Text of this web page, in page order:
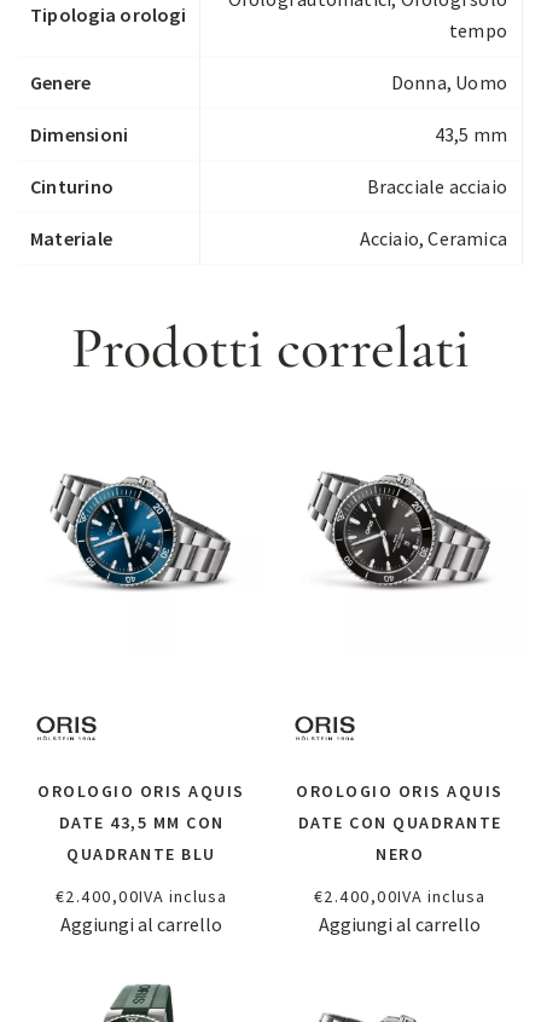
Tipologia orologi
tempo
Genere Donna, Uomo
Dimensioni 43,5 mm
Cinturino Bracciale acciaio
Materiale Acciaio, Ceramica
Prodotti correlati
OROLOGIO ORIS AQUIS
DATE 43,5 MM CON
QUADRANTE BLU
€2.400,00IVA inclusa
Aggiungi al carrello
OROLOGIO ORIS AQUIS
DATE CON QUADRANTE
NERO
€2.400,00IVA inclusa
Aggiungi al carrello